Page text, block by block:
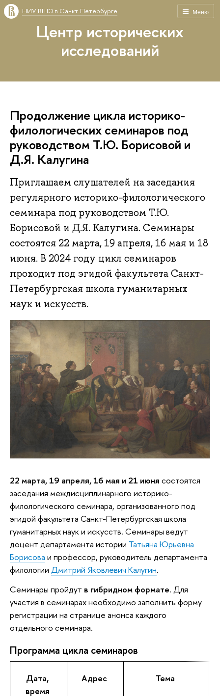
Меню
НИУ ВШЭ в Санкт-Петербурге
Центр исторических
исследований
Продолжение цикла историко-
филологических семинаров под
руководством Т.Ю. Борисовой и
Д.Я. Калугина
Приглашаем слушателей на заседания
регулярного историко-филологического
семинара под руководством Т.Ю.
Борисовой и Д.Я. Калугина. Семинары
состоятся 22 марта, 19 апреля, 16 мая и 18
июня. В 2024 году цикл семинаров
проходит под эгидой факультета Санкт-
Петербургская школа гуманитарных
наук и искусств.
22 марта, 19 апреля, 16 мая и 21 июня состоятся
заседания междисциплинарного историко-
филологического семинара, организованного под
эгидой факультета Санкт-Петербургская школа
гуманитарных наук и искусств. Семинары ведут
доцент департамента истории Татьяна Юрьевна
Борисова и профессор, руководитель департамента
филологии Дмитрий Яковлевич Калугин.
Семинары пройдут в гибридном формате. Для
участия в семинарах необходимо заполнить форму
регистрации на странице анонса каждого
отдельного семинара.
Программа цикла семинаров
Дата,
время
Адрес Тема